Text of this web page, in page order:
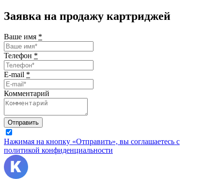
Заявка на продажу картриджей
Ваше имя *
Телефон *
E-mail *
Комментарий
Отправить
Нажимая на кнопку «Отправить», вы соглашаетесь с
политикой конфиденциальности